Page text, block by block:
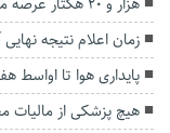
زمان اعلام نتیجه
پایداری هوا تا اواسط
هیچ پزشکی از